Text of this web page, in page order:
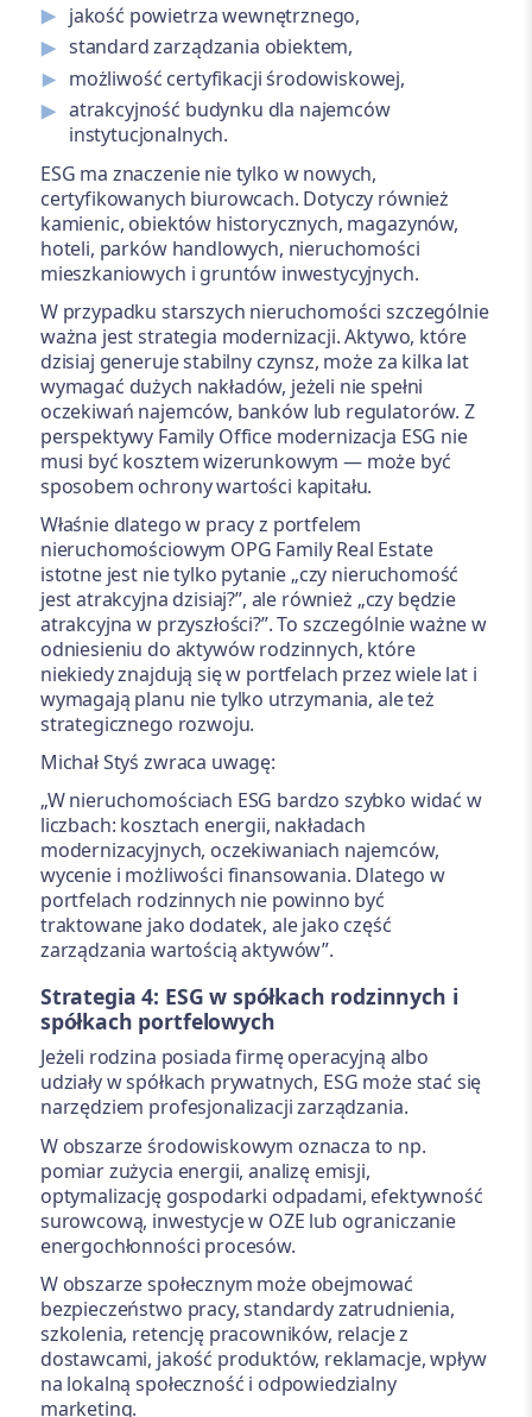
jakość powietrza wewnętrznego,
standard zarządzania obiektem,
możliwość certyfikacji środowiskowej,
atrakcyjność budynku dla najemców
instytucjonalnych.
ESG ma znaczenie nie tylko w nowych,
certyfikowanych biurowcach. Dotyczy również
kamienic, obiektów historycznych, magazynów,
hoteli, parków handlowych, nieruchomości
mieszkaniowych i gruntów inwestycyjnych.
W przypadku starszych nieruchomości szczególnie
ważna jest strategia modernizacji. Aktywo, które
dzisiaj generuje stabilny czynsz, może za kilka lat
wymagać dużych nakładów, jeżeli nie spełni
oczekiwań najemców, banków lub regulatorów. Z
perspektywy Family Office modernizacja ESG nie
musi być kosztem wizerunkowym — może być
sposobem ochrony wartości kapitału.
Właśnie dlatego w pracy z portfelem
nieruchomościowym OPG Family Real Estate
istotne jest nie tylko pytanie „czy nieruchomość
jest atrakcyjna dzisiaj?”, ale również „czy będzie
atrakcyjna w przyszłości?”. To szczególnie ważne w
odniesieniu do aktywów rodzinnych, które
niekiedy znajdują się w portfelach przez wiele lat i
wymagają planu nie tylko utrzymania, ale też
strategicznego rozwoju.
Michał Styś zwraca uwagę:
„W nieruchomościach ESG bardzo szybko widać w
liczbach: kosztach energii, nakładach
modernizacyjnych, oczekiwaniach najemców,
wycenie i możliwości finansowania. Dlatego w
portfelach rodzinnych nie powinno być
traktowane jako dodatek, ale jako część
zarządzania wartością aktywów”.
Strategia 4: ESG w spółkach rodzinnych i
spółkach portfelowych
Jeżeli rodzina posiada firmę operacyjną albo
udziały w spółkach prywatnych, ESG może stać się
narzędziem profesjonalizacji zarządzania.
W obszarze środowiskowym oznacza to np.
pomiar zużycia energii, analizę emisji,
optymalizację gospodarki odpadami, efektywność
surowcową, inwestycje w OZE lub ograniczanie
energochłonności procesów.
W obszarze społecznym może obejmować
bezpieczeństwo pracy, standardy zatrudnienia,
szkolenia, retencję pracowników, relacje z
dostawcami, jakość produktów, reklamacje, wpływ
na lokalną społeczność i odpowiedzialny
marketing.